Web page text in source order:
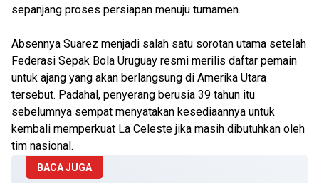
sepanjang proses persiapan menuju turnamen.
Absennya Suarez menjadi salah satu sorotan utama setelah
Federasi Sepak Bola Uruguay resmi merilis daftar pemain
untuk ajang yang akan berlangsung di Amerika Utara
tersebut. Padahal, penyerang berusia 39 tahun itu
sebelumnya sempat menyatakan kesediaannya untuk
kembali memperkuat La Celeste jika masih dibutuhkan oleh
tim nasional.
BACA JUGA